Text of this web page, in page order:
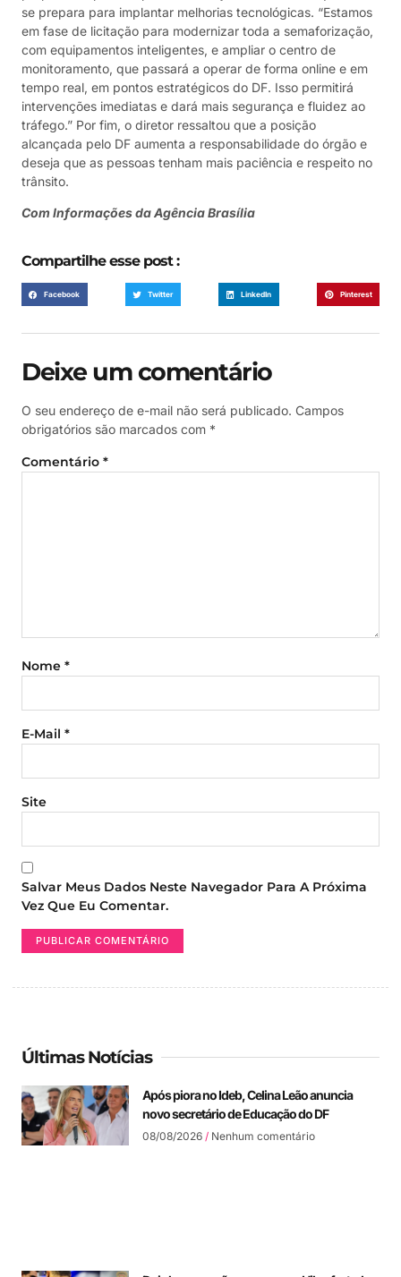
se prepara para implantar melhorias tecnológicas. “Estamos
em fase de licitação para modernizar toda a semaforização,
com equipamentos inteligentes, e ampliar o centro de
monitoramento, que passará a operar de forma online e em
tempo real, em pontos estratégicos do DF. Isso permitirá
intervenções imediatas e dará mais segurança e fluidez ao
tráfego.” Por fim, o diretor ressaltou que a posição
alcançada pelo DF aumenta a responsabilidade do órgão e
deseja que as pessoas tenham mais paciência e respeito no
trânsito.
Com Informações da Agência Brasília
Compartilhe esse post :
Facebook Twitter LinkedIn Pinterest
Deixe um comentário
O seu endereço de e-mail não será publicado. Campos
obrigatórios são marcados com *
Comentário *
Nome *
E-Mail *
Site
Salvar Meus Dados Neste Navegador Para A Próxima
Vez Que Eu Comentar.
Últimas Notícias
Após piora no Ideb, Celina Leão anuncia
novo secretário de Educação do DF
08/08/2026 Nenhum comentário